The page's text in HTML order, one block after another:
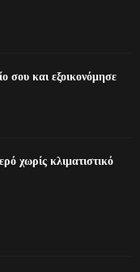
σου και εξοικονόμησε
χωρίς κλιματιστικό